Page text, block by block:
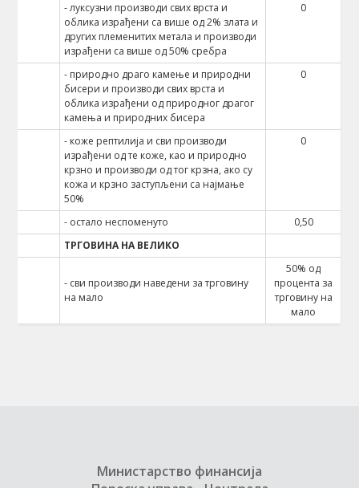
- луксузни производи свих врста и
облика израђени са више од 2% злата и
других племенитих метала и производи
израђени са више од 50% сребра
0
- природно драго камење и природни
бисери и производи свих врста и
облика израђени од природног драгог
камења и природних бисера
0
- коже рептилија и сви производи
израђени од те коже, као и природно
крзно и производи од тог крзна, ако су
кожа и крзно заступљени са најмање
50%
0
- остало неспоменуто
0,50
ТРГОВИНА НА ВЕЛИКО
- сви производи наведени за трговину
на мало
50% од
процента за
трговину на
мало
Министарство финансија